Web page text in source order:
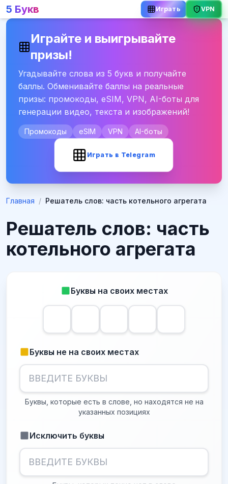
5 Букв Играть VPN
Играйте и выигрывайте
призы!
Угадывайте слова из 5 букв и получайте
баллы. Обменивайте баллы на реальные
призы: промокоды, eSIM, VPN, AI-боты для
генерации видео, текста и изображений!
Промокоды eSIM VPN AI-боты
Играть в Telegram
Главная / Решатель слов: часть котельного агрегата
Решатель слов: часть
котельного агрегата
Буквы на своих местах
Буквы не на своих местах
Буквы, которые есть в слове, но находятся не на
указанных позициях
Исключить буквы